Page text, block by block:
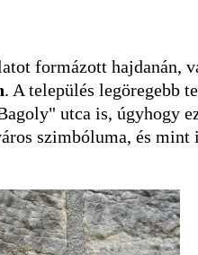
formázott hajdanán,
. A település legöregebb
utca is, úgyhogy
szimbóluma, és